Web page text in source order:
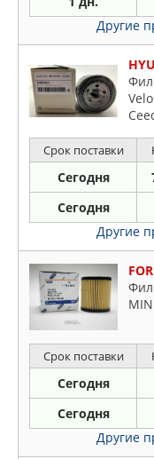
Другие
Срок поставки
Сегодня
Сегодня
Другие
Срок поставки
Сегодня
Сегодня
Другие